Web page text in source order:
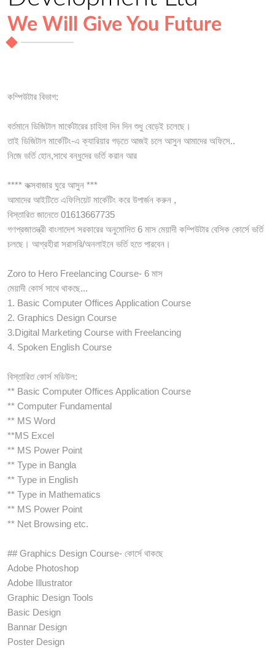
We Will Give You Future
কম্পিউটার বিভাগ:
বর্তমানে ডিজিটাল মার্কেটারের চাহিদা দিন দিন শুধু বেড়েই চলেছে।
তাই ডিজিটাল মার্কেটিং-এ ক্যারিয়ার গড়তে আজই চলে আসুন আমাদের অফিসে..
নিজে ভর্তি হোন,সাথে বন্ধুদের ভর্তি করান আর
**** কক্সবাজার ঘুরে আসুন ***
আমাদের আইটিতে এফিলিয়েট মার্কেটিং করে উপার্জন করুন ,
বিস্তারিত জানেতে 01613667735
গণপ্রজাতন্ত্রী বাংলাদেশ সরকারের অনুমোদিত 6 মাস মেয়াদী কম্পিউটার বেসিক কোর্সে ভর্তি
চলছে। আগ্রহীরা সরাসরি/অনলাইনে ভর্তি হতে পারবেন।
Zoro to Hero Freelancing Course- 6 মাস
মেয়াদী কোর্স সাথে থাকছে...
1. Basic Computer Offices Application Course
2. Graphics Design Course
3.Digital Marketing Course with Freelancing
4. Spoken English Course
বিস্তারিত কোর্স মডিউল:
** Basic Computer Offices Application Course
** Computer Fundamental
** MS Word
**MS Excel
** MS Power Point
** Type in Bangla
** Type in English
** Type in Mathematics
** MS Power Point
** Net Browsing etc.
## Graphics Design Course- কোর্সে থাকছে
Adobe Photoshop
Adobe Illustrator
Graphic Design Tools
Basic Design
Bannar Design
Poster Design